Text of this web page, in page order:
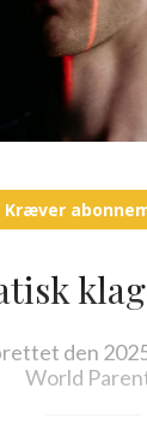
Kræver
den
World